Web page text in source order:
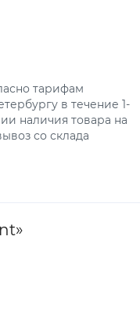
тарифам
в течение 1-
наличия товара на
со склада